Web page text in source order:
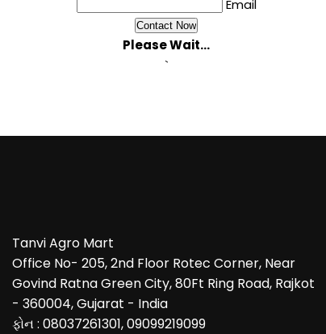
Email
Please Wait...
`
Tanvi Agro Mart
Office No- 205, 2nd Floor Rotec Corner, Near
Govind Ratna Green City, 80Ft Ring Road, Rajkot
- 360004, Gujarat - India
ફોન : 08037261301, 09099219099